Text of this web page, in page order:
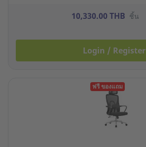
10,330.00 THB ชิ้น
Login / Register
ฟรี ของแถม